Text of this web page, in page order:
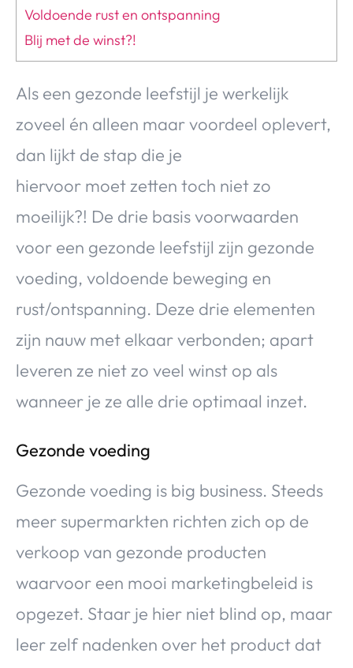
Voldoende rust en ontspanning
Blij met de winst?!
Als een gezonde leefstijl je werkelijk
zoveel én alleen maar voordeel oplevert,
dan lijkt de stap die je
hiervoor moet zetten toch niet zo
moeilijk?! De drie basis voorwaarden
voor een gezonde leefstijl zijn gezonde
voeding, voldoende beweging en
rust/ontspanning. Deze drie elementen
zijn nauw met elkaar verbonden; apart
leveren ze niet zo veel winst op als
wanneer je ze alle drie optimaal inzet.
Gezonde voeding
Gezonde voeding is big business. Steeds
meer supermarkten richten zich op de
verkoop van gezonde producten
waarvoor een mooi marketingbeleid is
opgezet. Staar je hier niet blind op, maar
leer zelf nadenken over het product dat